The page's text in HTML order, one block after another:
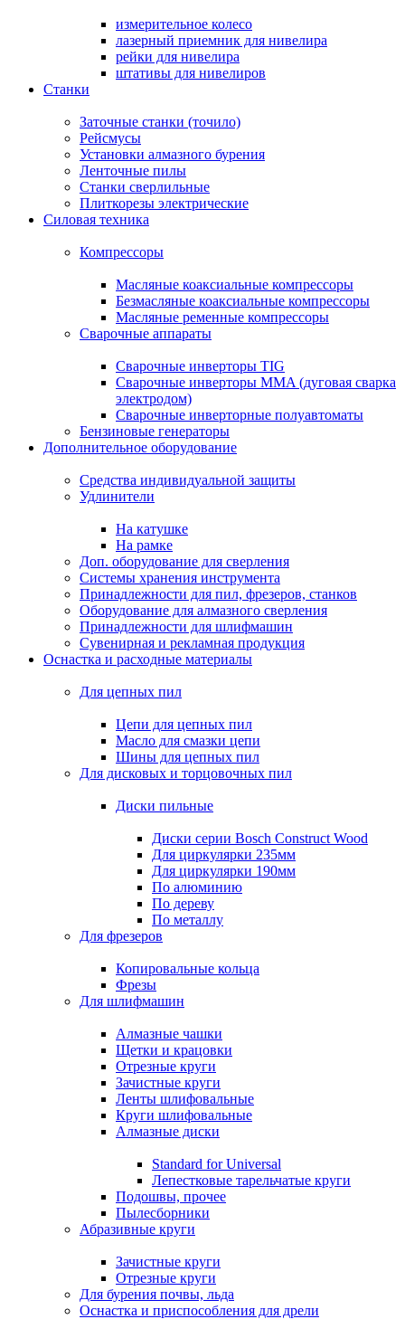
измерительное колесо
лазерный приемник для нивелира
рейки для нивелира
штативы для нивелиров
Станки
Заточные станки (точило)
Рейсмусы
Установки алмазного бурения
Ленточные пилы
Станки сверлильные
Плиткорезы электрические
Силовая техника
Компрессоры
Масляные коаксиальные компрессоры
Безмасляные коаксиальные компрессоры
Масляные ременные компрессоры
Сварочные аппараты
Сварочные инверторы TIG
Сварочные инверторы MMA (дуговая сварка
электродом)
Сварочные инверторные полуавтоматы
Бензиновые генераторы
Дополнительное оборудование
Средства индивидуальной защиты
Удлинители
На катушке
На рамке
Доп. оборудование для сверления
Системы хранения инструмента
Принадлежности для пил, фрезеров, станков
Оборудование для алмазного сверления
Принадлежности для шлифмашин
Сувенирная и рекламная продукция
Оснастка и расходные материалы
Для цепных пил
Цепи для цепных пил
Масло для смазки цепи
Шины для цепных пил
Для дисковых и торцовочных пил
Диски пильные
Диски серии Bosch Construct Wood
Для циркулярки 235мм
Для циркулярки 190мм
По алюминию
По дереву
По металлу
Для фрезеров
Копировальные кольца
Фрезы
Для шлифмашин
Алмазные чашки
Щетки и крацовки
Отрезные круги
Зачистные круги
Ленты шлифовальные
Круги шлифовальные
Алмазные диски
Standard for Universal
Лепестковые тарельчатые круги
Подошвы, прочее
Пылесборники
Абразивные круги
Зачистные круги
Отрезные круги
Для бурения почвы, льда
Оснастка и приспособления для дрели